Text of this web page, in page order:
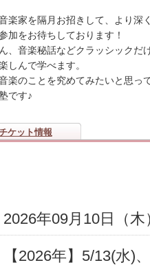
楽家を隔月お招きして、より深
加をお待ちしております！
、音楽秘話などクラッシックだ
しんで学べます。
楽のことを究めてみたいと思っ
です♪
ケット情報
2026年09月10日（木
【2026年】5/13(水)